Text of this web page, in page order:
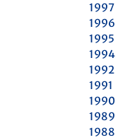
1997
1996
1995
1994
1992
1991
1990
1989
1988